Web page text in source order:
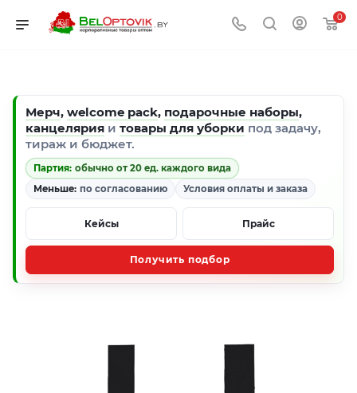
0
Мерч, welcome pack, подарочные наборы,
канцелярия и товары для уборки под задачу,
тираж и бюджет.
Партия: обычно от 20 ед. каждого вида
Меньше: по согласованию Условия оплаты и заказа
Кейсы Прайс
Получить подбор